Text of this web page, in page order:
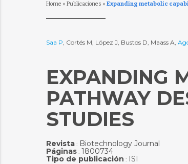
Home » Publicaciones » Expanding metabolic
Saa P, Cortés M, López J, Bustos D, Maass A,
EXPANDING
PATHWAY
STUDIES
Revista: Biotechnology Journal
Páginas: 1800734
Tipo de publicación : ISI